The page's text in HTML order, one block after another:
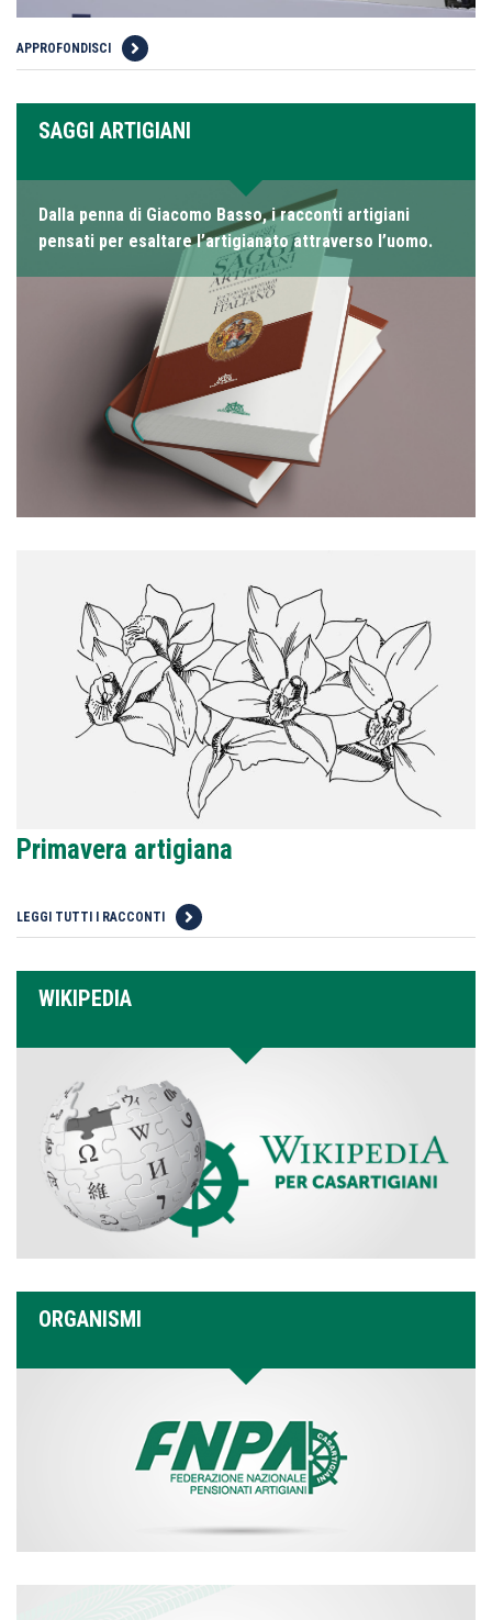
APPROFONDISCI
SAGGI ARTIGIANI
Dalla penna di Giacomo Basso, i racconti artigiani
pensati per esaltare l’artigianato attraverso l’uomo.
Primavera artigiana
LEGGI TUTTI I RACCONTI
WIKIPEDIA
ORGANISMI